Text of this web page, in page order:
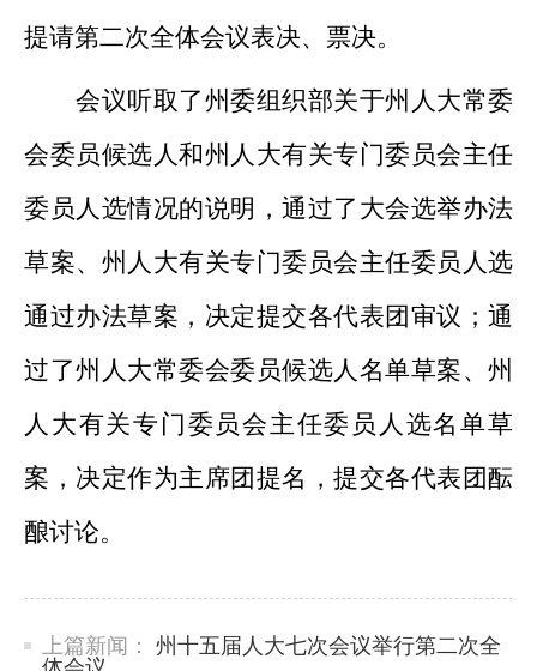
提请第二次全体会议表决、 票决。
会议听取了州委组织部关于州人大常委
会委员候选人和州人大有关专门委员会主任
委员人选情况的说明 ， 通过了大会选举办法
草案、州人大有关专门委员会主任委员人选
通过办法草案，决定提交各代表团审议；通
过了州人大常委会委员候选人名单草案、州
人大有关专门委员会主任委员人选名单草
案， 决定作为主席团提名 ， 提交各代表团酝
酿讨论。
上篇新闻：
州十五届人大七次会议举行第二次全